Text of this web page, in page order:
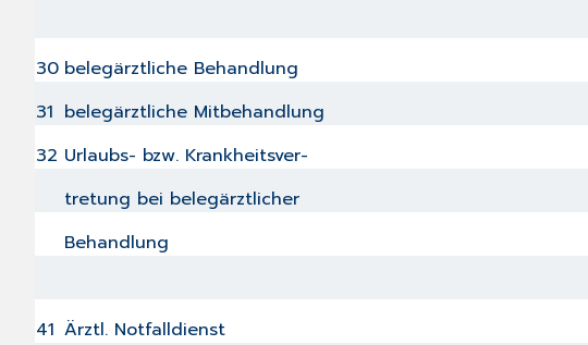
30 belegärztliche Behandlung
31 belegärztliche Mitbehandlung
32 Urlaubs- bzw. Krankheitsver-
tretung bei belegärztlicher
Behandlung
41 Ärztl. Notfalldienst